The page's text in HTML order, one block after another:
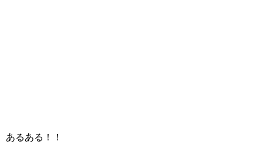
あるある！！